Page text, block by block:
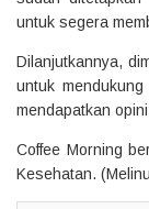
untuk segera
Dilanjutkannya,
untuk
mendapatkan
Coffee Morning
Kesehatan.